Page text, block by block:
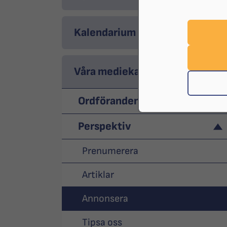
Kalendarium
Våra mediekanaler
Ordförandenytt
Perspektiv
Prenumerera
Artiklar
Annonsera
Tipsa oss